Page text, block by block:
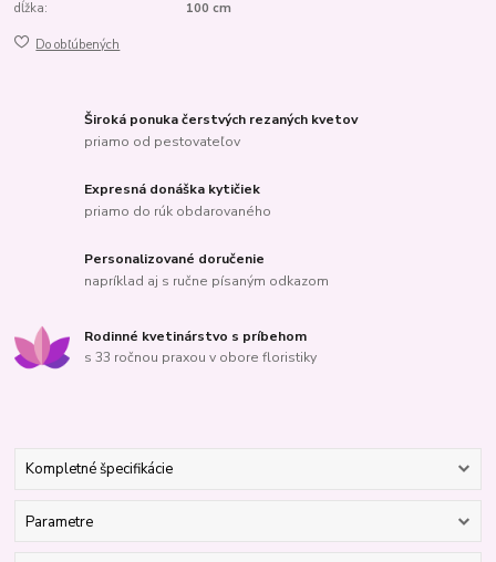
dĺžka:
100 cm
Do obľúbených
Široká ponuka čerstvých rezaných kvetov
priamo od pestovateľov
Expresná donáška kytičiek
priamo do rúk obdarovaného
Personalizované doručenie
napríklad aj s ručne písaným odkazom
Rodinné kvetinárstvo s príbehom
s 33 ročnou praxou v obore floristiky
Kompletné špecifikácie
Parametre